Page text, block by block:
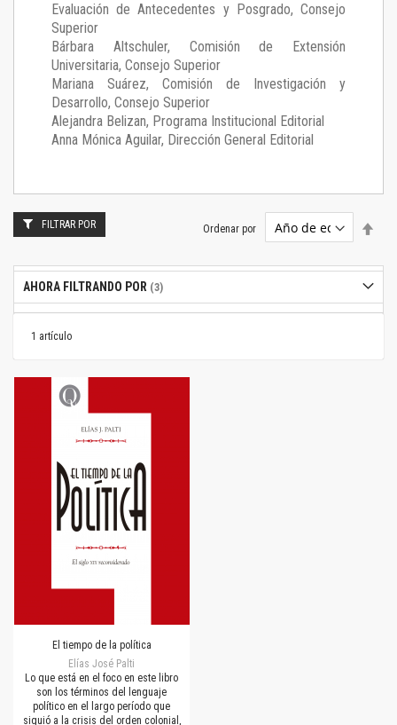
Evaluación de Antecedentes y Posgrado, Consejo
Superior
Bárbara Altschuler, Comisión de Extensión
Universitaria, Consejo Superior
Mariana Suárez, Comisión de Investigación y
Desarrollo, Consejo Superior
Alejandra Belizan, Programa Institucional Editorial
Anna Mónica Aguilar, Dirección General Editorial
1 artículo
Ordenar por
El tiempo de la política
Elías José Palti
Lo que está en el foco en este libro
son los términos del lenguaje
político en el largo período que
siguió a la crisis del orden colonial,
FILTRAR POR
AHORA FILTRANDO POR